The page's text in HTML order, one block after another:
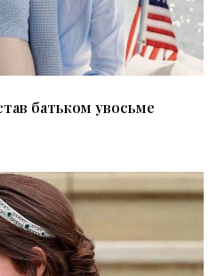
батьком увосьме